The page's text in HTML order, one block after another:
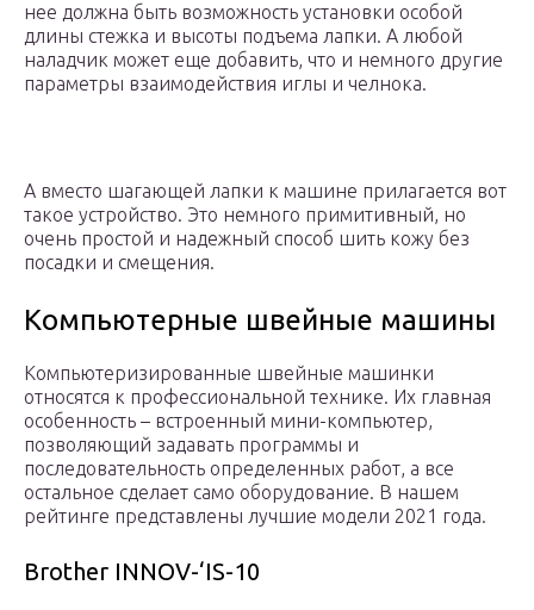
нее должна быть возможность установки особой
длины стежка и высоты подъема лапки. А любой
наладчик может еще добавить, что и немного другие
параметры взаимодействия иглы и челнока.
А вместо шагающей лапки к машине прилагается вот
такое устройство. Это немного примитивный, но
очень простой и надежный способ шить кожу без
посадки и смещения.
Компьютерные швейные машины
Компьютеризированные швейные машинки
относятся к профессиональной технике. Их главная
особенность – встроенный мини-компьютер,
позволяющий задавать программы и
последовательность определенных работ, а все
остальное сделает само оборудование. В нашем
рейтинге представлены лучшие модели 2021 года.
Brother INNOV-‘IS-10